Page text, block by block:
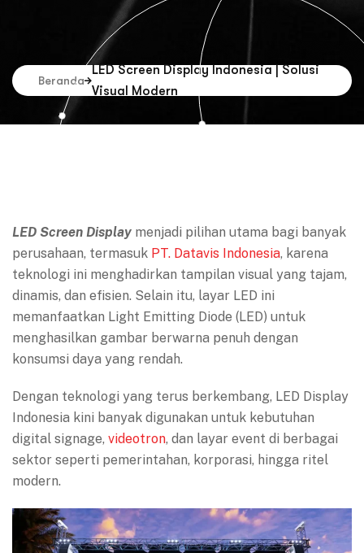
Beranda
LED Screen Display Indonesia | Solusi
Visual Modern
LED Screen Display menjadi pilihan utama bagi banyak
perusahaan, termasuk PT. Datavis Indonesia, karena
teknologi ini menghadirkan tampilan visual yang tajam,
dinamis, dan efisien. Selain itu, layar LED ini
memanfaatkan Light Emitting Diode (LED) untuk
menghasilkan gambar berwarna penuh dengan
konsumsi daya yang rendah.
Dengan teknologi yang terus berkembang, LED Display
Indonesia kini banyak digunakan untuk kebutuhan
digital signage, videotron, dan layar event di berbagai
sektor seperti pemerintahan, korporasi, hingga ritel
modern.